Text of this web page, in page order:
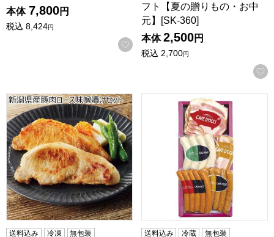
本体 7,800円
税込 8,424円
お気に入りに登録する
フト【夏の贈りもの・お中
元】[SK-360]
本体 2,500円
税込 2,700円
新潟県産豚肉ロース味噌漬けセット【夏の贈りもの・お中元
送料込み 冷凍 無包装
新潟 カーブドッチ ハムソー
送料込み 冷蔵 無包装